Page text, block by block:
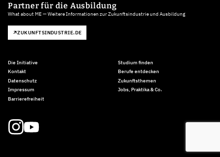
Partner für die Ausbildung
What about ME — Weitere Informationen zur Zukunftsindustrie und Ausbildung
ZUKUNFTSINDUSTRIE.DE
Die Initiative
Kontakt
Datenschutz
Impressum
Barrierefreiheit
Studium finden
Berufe entdecken
Zukunftsthemen
Jobs, Praktika & Co.